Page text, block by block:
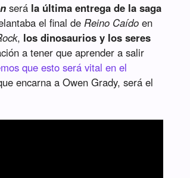
será la última entrega de la saga
el final deReino Caído en
, los dinosaurios y los seres
a tener que aprender a salir
que esto será vital en el
encarna a Owen Grady, será el